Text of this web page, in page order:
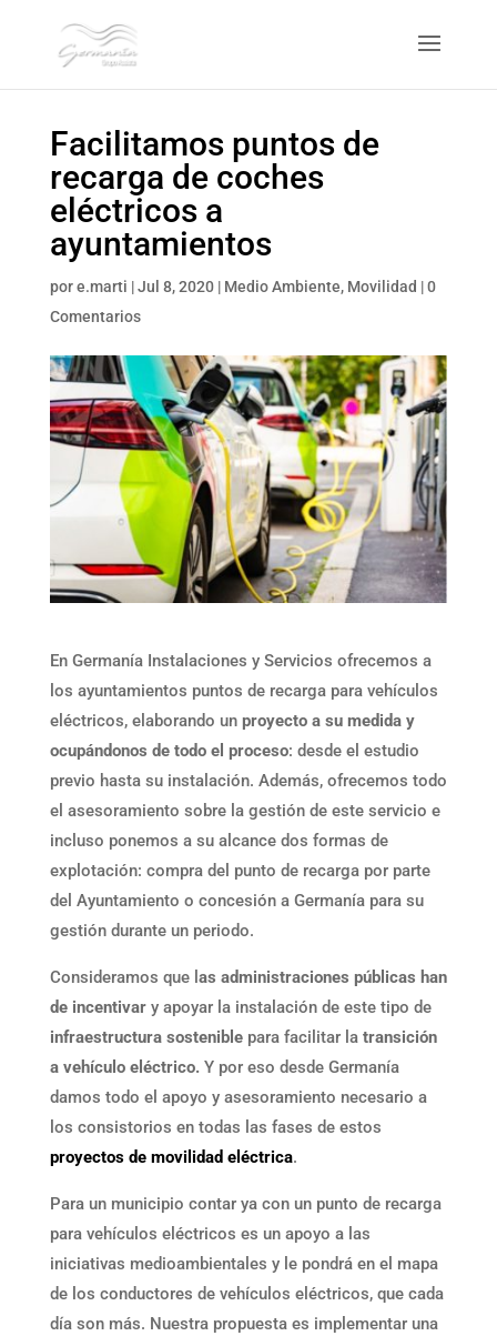
Facilitamos puntos de
recarga de coches
eléctricos a
ayuntamientos
pore.marti |Jul 8, 2020| Medio Ambiente, Movilidad |0
Comentarios
En Germanía Instalaciones y Servicios ofrecemos a
los ayuntamientos puntos de recarga para vehículos
eléctricos, elaborando un proyecto a su medida y
ocupándonos de todo el proceso: desde el estudio
previo hasta su instalación. Además, ofrecemos todo
el asesoramiento sobre la gestión de este servicio e
incluso ponemos a su alcance dos formas de
explotación: compra del punto de recarga por parte
del Ayuntamiento o concesión a Germanía para su
gestión durante un periodo.
Consideramos que l as administraciones públicas han
de incentivar y apoyar la instalación de este tipo de
infraestructura sosteniblepara facilitar la transición
a vehículo eléctrico. Y por eso desde Germanía
damos todo el apoyo y asesoramiento necesario a
los consistorios en todas las fases de estos
proyectos de movilidad eléctrica.
Para un municipio contar ya con un punto de recarga
para vehículos eléctricos es un apoyo a las
iniciativas medioambientales y le pondrá en el mapa
de los conductores de vehículos eléctricos, que cada
día son más. Nuestra propuesta es implementar una